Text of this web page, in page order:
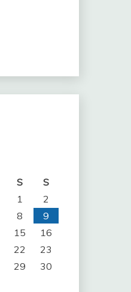
S
S
1
2
8
9
15
16
22
23
29
30